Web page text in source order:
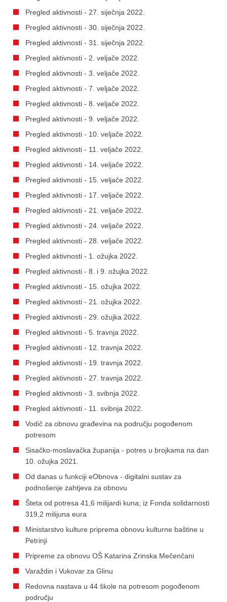
Pregled aktivnosti - 27. siječnja 2022.
Pregled aktivnosti - 30. siječnja 2022.
Pregled aktivnosti - 31. siječnja 2022.
Pregled aktivnosti - 2. veljače 2022.
Pregled aktivnosti - 3. veljače 2022.
Pregled aktivnosti - 7. veljače 2022.
Pregled aktivnosti - 8. veljače 2022.
Pregled aktivnosti - 9. veljače 2022.
Pregled aktivnosti - 10. veljače 2022.
Pregled aktivnosti - 11. veljače 2022.
Pregled aktivnosti - 14. veljače 2022.
Pregled aktivnosti - 15. veljače 2022.
Pregled aktivnosti - 17. veljače 2022.
Pregled aktivnosti - 21. veljače 2022.
Pregled aktivnosti - 24. veljače 2022.
Pregled aktivnosti - 28. veljače 2022.
Pregled aktivnosti - 1. ožujka 2022.
Pregled aktivnosti - 8. i 9. ožujka 2022.
Pregled aktivnosti - 15. ožujka 2022.
Pregled aktivnosti - 21. ožujka 2022.
Pregled aktivnosti - 29. ožujka 2022.
Pregled aktivnosti - 5. travnja 2022.
Pregled aktivnosti - 12. travnja 2022.
Pregled aktivnosti - 19. travnja 2022.
Pregled aktivnosti - 27. travnja 2022.
Pregled aktivnosti - 3. svibnja 2022.
Pregled aktivnosti - 11. svibnja 2022.
Vodič za obnovu građevina na području pogođenom
potresom
Sisačko-moslavačka županija - potres u brojkama na dan
10. ožujka 2021.
Od danas u funkciji eObnova - digitalni sustav za
podnošenje zahtjeva za obnovu
Šteta od potresa 41,6 milijardi kuna; iz Fonda solidarnosti
319,2 milijuna eura
Ministarstvo kulture priprema obnovu kulturne baštine u
Petrinji
Pripreme za obnovu OŠ Katarina Zrinska Mečenčani
Varaždin i Vukovar za Glinu
Redovna nastava u 44 škole na potresom pogođenom
području